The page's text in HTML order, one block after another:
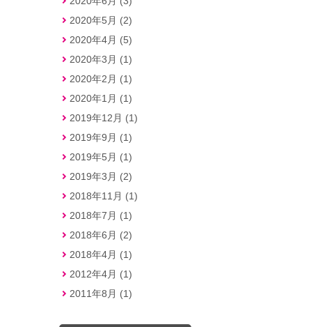
2020年5月 (2)
2020年4月 (5)
2020年3月 (1)
2020年2月 (1)
2020年1月 (1)
2019年12月 (1)
2019年9月 (1)
2019年5月 (1)
2019年3月 (2)
2018年11月 (1)
2018年7月 (1)
2018年6月 (2)
2018年4月 (1)
2012年4月 (1)
2011年8月 (1)